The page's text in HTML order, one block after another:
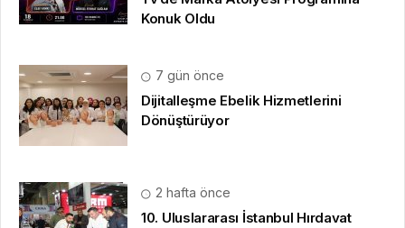
Konuk Oldu
7 gün önce
Dijitalleşme Ebelik Hizmetlerini
Dönüştürüyor
2 hafta önce
10. Uluslararası İstanbul Hırdavat